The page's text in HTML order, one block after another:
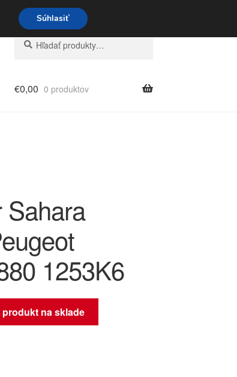
Hľadať:
Vyhľadávanie
€0,00 0 produktov
Sahara
1253K6
na sklade
Súhlasiť